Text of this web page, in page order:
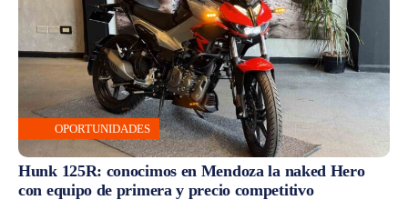
OPORTUNIDADES
Hunk 125R: conocimos en Mendoza la naked Hero
con equipo de primera y precio competitivo